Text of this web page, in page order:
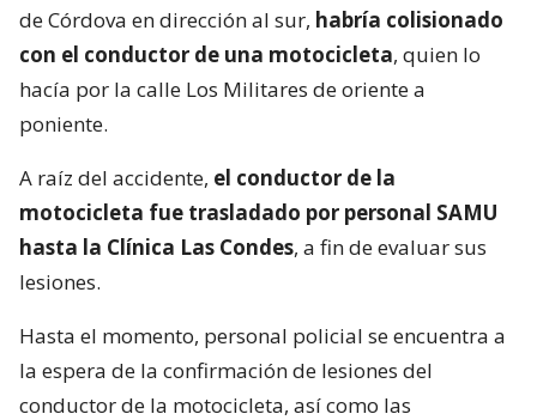
de Córdova en dirección al sur, habría colisionado
con el conductor de una motocicleta, quien lo
hacía por la calle Los Militares de oriente a
poniente.
A raíz del accidente, el conductor de la
motocicleta fue trasladado por personal SAMU
hasta la Clínica Las Condes, a fin de evaluar sus
lesiones.
Hasta el momento, personal policial se encuentra a
la espera de la confirmación de lesiones del
conductor de la motocicleta, así como las